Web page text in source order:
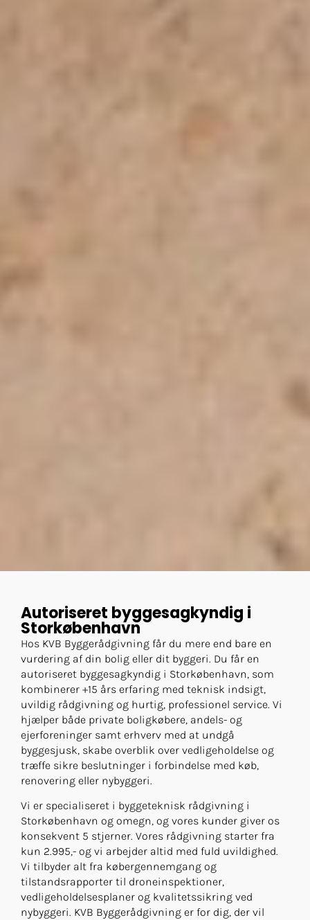
Autoriseret byggesagkyndig i
Storkøbenhavn
Hos KVB Byggerådgivning får du mere end bare en
vurdering af din bolig eller dit byggeri. Du får en
autoriseret byggesagkyndig i Storkøbenhavn, som
kombinerer +15 års erfaring med teknisk indsigt,
uvildig rådgivning og hurtig, professionel service. Vi
hjælper både private boligkøbere, andels- og
ejerforeninger samt erhverv med at undgå
byggesjusk, skabe overblik over vedligeholdelse og
træffe sikre beslutninger i forbindelse med køb,
renovering eller nybyggeri.
Vi er specialiseret i byggeteknisk rådgivning i
Storkøbenhavn og omegn, og vores kunder giver os
konsekvent 5 stjerner. Vores rådgivning starter fra
kun 2.995,- og vi arbejder altid med fuld uvildighed.
Vi tilbyder alt fra købergennemgang og
tilstandsrapporter til droneinspektioner,
vedligeholdelsesplaner og kvalitetssikring ved
nybyggeri. KVB Byggerådgivning er for dig, der vil